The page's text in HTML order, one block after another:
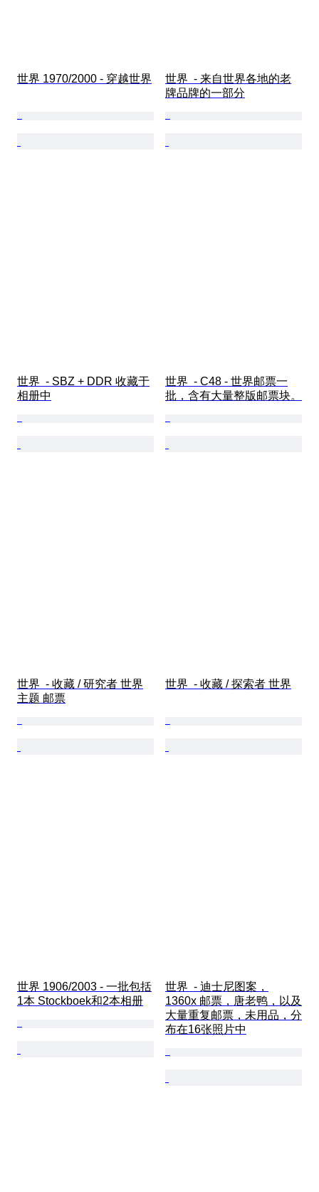
世界 1970/2000 - 穿越世界
世界  - 来自世界各地的老
牌品牌的一部分
世界  - SBZ + DDR 收藏于
相册中
世界  - C48 - 世界邮票一
批，含有大量整版邮票块。
世界  - 收藏 / 研究者 世界
主题 邮票
世界  - 收藏 / 探索者 世界
世界 1906/2003 - 一批包括
1本 Stockboek和2本相册
世界  - 迪士尼图案，
1360x 邮票，唐老鸭，以及
大量重复邮票，未用品，分
布在16张照片中